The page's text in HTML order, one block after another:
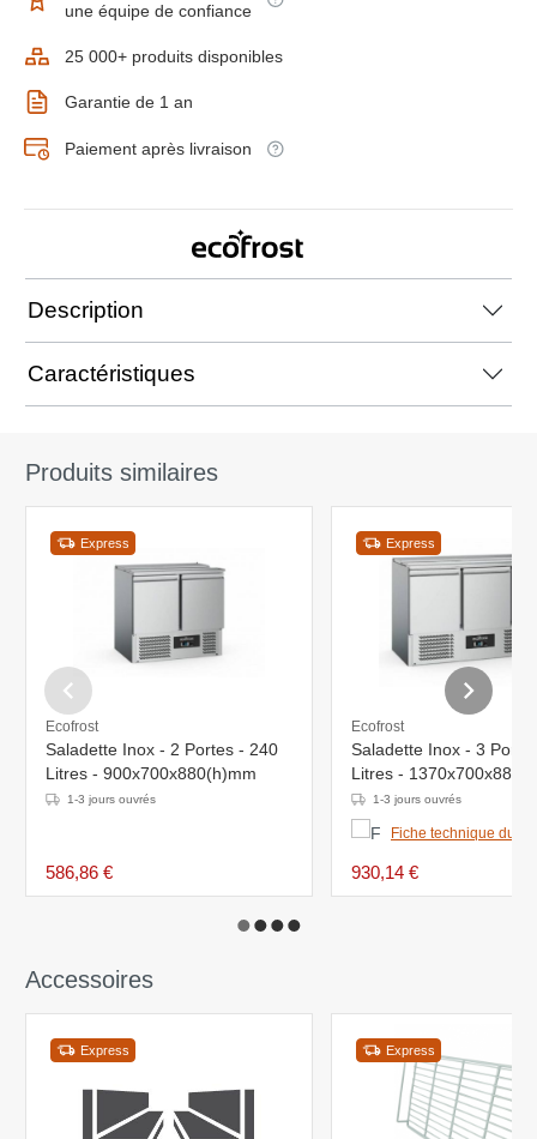
une équipe de confiance
25 000+ produits disponibles
Garantie de 1 an
Paiement après livraison
Description
Caractéristiques
Produits similaires
Express
Ecofrost
Saladette Inox - 2 Portes - 240
Litres - 900x700x880(h)mm
1-3 jours ouvrés
586,86 €
Express
Ecofrost
Saladette Inox - 3
Litres -
1-3 jours ouvrés
Fiche technique du
930,14 €
Accessoires
Express Express